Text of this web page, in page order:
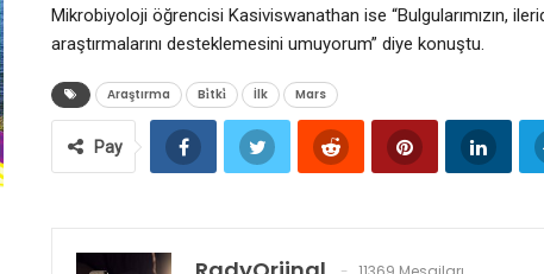
Mikrobiyoloji öğrencisi Kasiviswanathan ise “Bulgularımızın,
araştırmalarını desteklemesini umuyorum” diye konuştu.
Araştırma Bi̇tki̇ İlk Mars
Pay